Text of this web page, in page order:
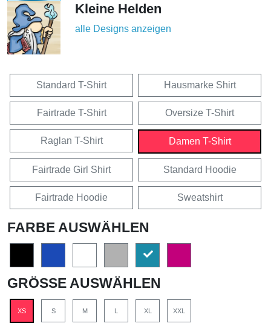
Kleine Helden
alle Designs anzeigen
Standard T-Shirt Hausmarke Shirt
Fairtrade T-Shirt Oversize T-Shirt
Raglan T-Shirt Damen T-Shirt
Fairtrade Girl Shirt Standard Hoodie
Fairtrade Hoodie Sweatshirt
FARBE AUSWÄHLEN
GRÖSSE AUSWÄHLEN
XS S M L XL XXL